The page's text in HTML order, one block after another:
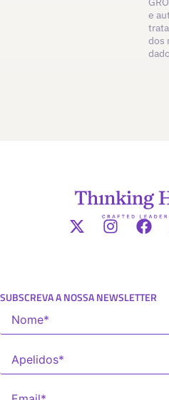
e
dos
SUBSCREVA A NOSSA NEWSLETTER